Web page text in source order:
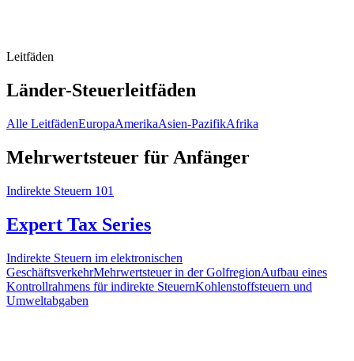
Leitfäden
Länder-Steuerleitfäden
Alle LeitfädenEuropaAmerikaAsien-PazifikAfrika
Mehrwertsteuer für Anfänger
Indirekte Steuern 101
Expert Tax Series
Indirekte Steuern im elektronischen
GeschäftsverkehrMehrwertsteuer in der GolfregionAufbau eines
Kontrollrahmens für indirekte SteuernKohlenstoffsteuern und
Umweltabgaben